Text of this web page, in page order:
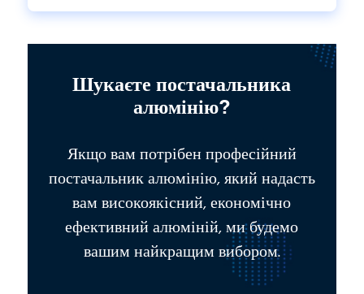
Шукаєте постачальника
алюмінію?
Якщо вам потрібен професійний
постачальник алюмінію, який надасть
вам високоякісний, економічно
ефективний алюміній, ми будемо
вашим найкращим вибором.